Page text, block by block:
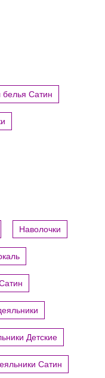
белья Сатин
Наволочки
Детские
Сатин